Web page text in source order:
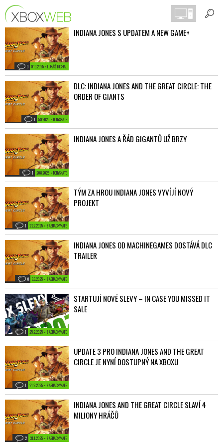
9.10.2025 • LUKÁŠ MICHAL
0
INDIANA JONES S UPDATEM A NEW GAME+
5.9.2025 • TONYSKATE
1
DLC: INDIANA JONES AND THE GREAT CIRCLE: THE
ORDER OF GIANTS
20.8.2025 • TONYSKATE
1
INDIANA JONES A ŘÁD GIGANTŮ UŽ BRZY
22.7.2025 • ZABIJACKYKAFE
1
TÝM ZA HROU INDIANA JONES VYVÍJÍ NOVÝ
PROJEKT
8.6.2025 • ZABIJACKYKAFE
0
INDIANA JONES OD MACHINEGAMES DOSTÁVÁ DLC
TRAILER
25.2.2025 • ZABIJACKYKAFE
1
STARTUJÍ NOVÉ SLEVY – IN CASE YOU MISSED IT
SALE
21.2.2025 • ZABIJACKYKAFE
1
UPDATE 3 PRO INDIANA JONES AND THE GREAT
CIRCLE JE NYNÍ DOSTUPNÝ NA XBOXU
31.1.2025 • ZABIJACKYKAFE
2
INDIANA JONES AND THE GREAT CIRCLE SLAVÍ 4
MILIONY HRÁČŮ